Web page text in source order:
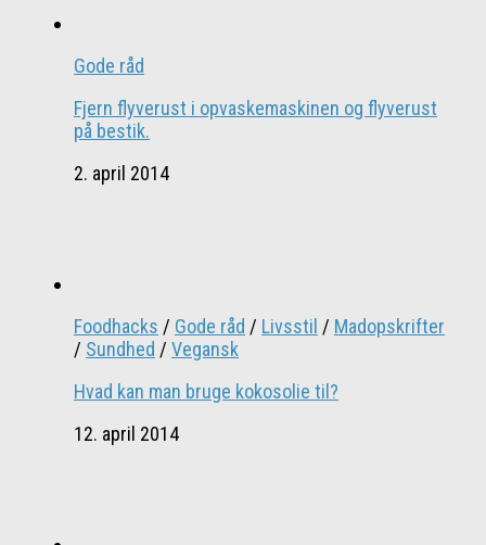
Gode råd
Fjern flyverust i opvaskemaskinen og flyverust
på bestik.
2. april 2014
Foodhacks / Gode råd / Livsstil / Madopskrifter
/ Sundhed / Vegansk
Hvad kan man bruge kokosolie til?
12. april 2014